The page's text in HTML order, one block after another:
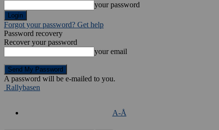
your password
Forgot your password? Get help
Password recovery
Recover your password
your email
A password will be e-mailed to you.
Rallybasen
A-Å